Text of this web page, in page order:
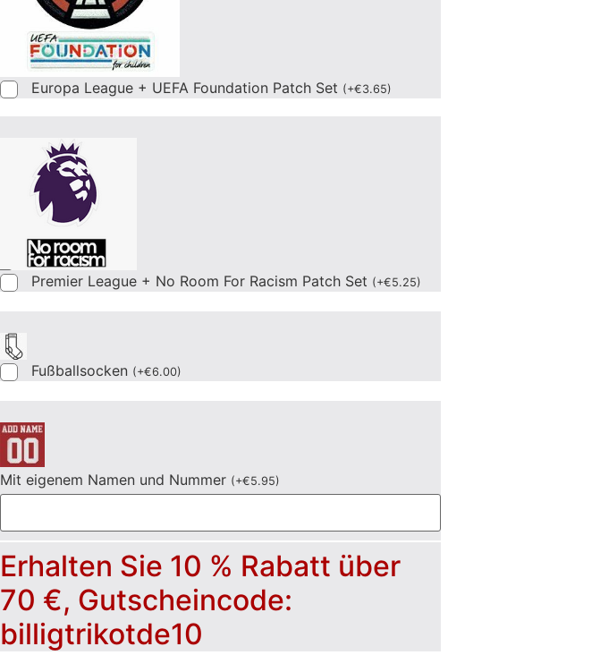
Europa League + UEFA Foundation Patch Set (+€3.65)
Premier League + No Room For Racism Patch Set (+€5.25)
Fußballsocken (+€6.00)
Mit eigenem Namen und Nummer (+€5.95)
Erhalten Sie 10 % Rabatt über
70 €, Gutscheincode:
billigtrikotde10